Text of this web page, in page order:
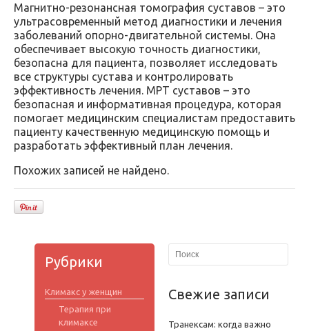
Магнитно-резонансная томография суставов – это
ультрасовременный метод диагностики и лечения
заболеваний опорно-двигательной системы. Она
обеспечивает высокую точность диагностики,
безопасна для пациента, позволяет исследовать
все структуры сустава и контролировать
эффективность лечения. МРТ суставов – это
безопасная и информативная процедура, которая
помогает медицинским специалистам предоставить
пациенту качественную медицинскую помощь и
разработать эффективный план лечения.
Похожих записей не найдено.
Рубрики
Климакс у женщин
Терапия при
климаксе
Свежие записи
Транексам: когда важно